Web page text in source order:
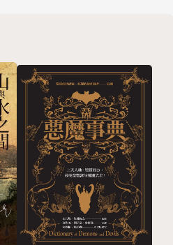
書才行。」深冬一頭霧水，
館，天上的滿月竟然像隻黑
了珍珠雨。而鎮上的人不但
牌，寫著《繁茂村的兄弟》
個讀長町都變成書中的世界
恢復原狀。而就在此時，深
了毛茸茸的獸耳和尾巴，變